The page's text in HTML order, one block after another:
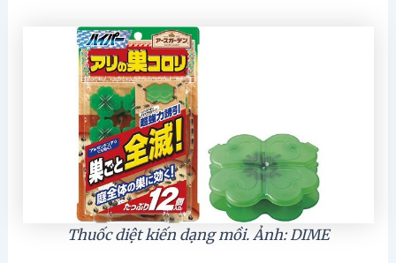
Thuốc diệt kiến dạng mồi. Ảnh: DIME